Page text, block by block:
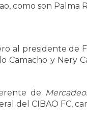
como son Palma
al presidente de
y Nery
de Mercadeo.
del CIBAO FC,